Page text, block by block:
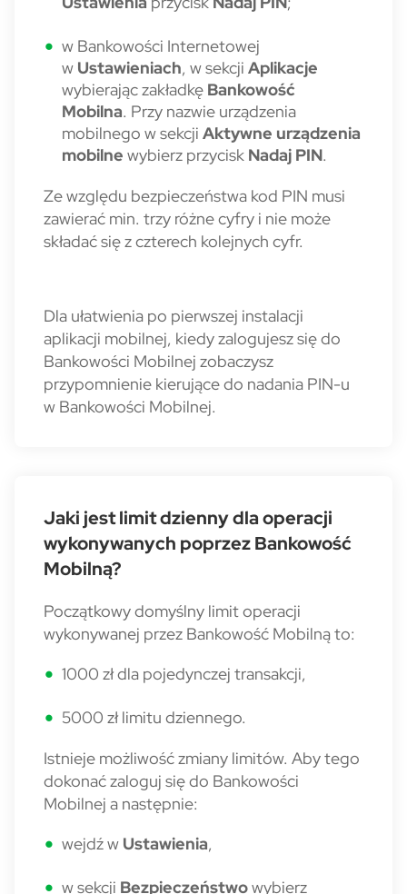
w Bankowości Internetowej
w Ustawieniach, w sekcji Aplikacje
wybierając zakładkę Bankowość
Mobilna. Przy nazwie urządzenia
mobilnego w sekcji Aktywne urządzenia
mobilne wybierz przycisk Nadaj PIN.
Ze względu bezpieczeństwa kod PIN musi
zawierać min. trzy różne cyfry i nie może
składać się z czterech kolejnych cyfr.
Dla ułatwienia po pierwszej instalacji
aplikacji mobilnej, kiedy zalogujesz się do
Bankowości Mobilnej zobaczysz
przypomnienie kierujące do nadania PIN-u
w Bankowości Mobilnej.
Jaki jest limit dzienny dla operacji
wykonywanych poprzez Bankowość
Mobilną?
Początkowy domyślny limit operacji
wykonywanej przez Bankowość Mobilną to:
1000 zł dla pojedynczej transakcji,
5000 zł limitu dziennego.
Istnieje możliwość zmiany limitów. Aby tego
dokonać zaloguj się do Bankowości
Mobilnej a następnie:
wejdź w Ustawienia,
w sekcji Bezpieczeństwowybierz